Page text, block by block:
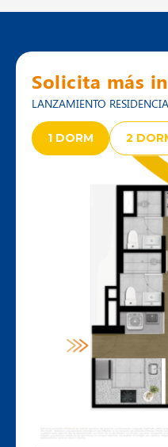
Solicita más
LANZAMIENTO
1 DORM 2